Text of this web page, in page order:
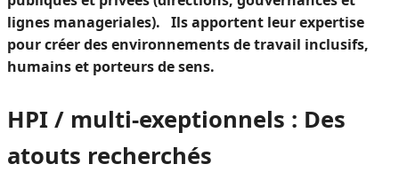
lignes manageriales). Ils apportent leur expertise
pour créer des environnements de travail inclusifs,
humains et porteurs de sens.
HPI / multi-exeptionnels : Des
atouts recherchés